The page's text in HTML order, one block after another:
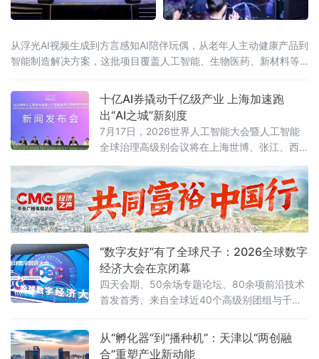
从浮光AI视频生成到方言感知AI陪伴玩偶，从老年人主动健康产品到
智能制造解决方案，这批项目覆盖人工智能、生物医药、新材料等
室里一个“
十亿AI券撬动千亿级产业 上海加速跑
出“AI之城”新刻度
7月17日，2026世界人工智能大会暨人工智能
全球治理高级别会议将在上海世博、张江、西
工智能企业动作频频——7月13日，阶跃星辰发
布全球首个大模型原生终端品牌STEPX及
StepAOS；同日，东方算芯首颗软件定义近存
计算3D AI芯片DF1000全球首发。密集的成果
质展露无遗。产业规模
“数字友好”有了全球尺子：2026全球数字
经济大会在京闭幕
四天会期、50余场专题论坛、80余项前沿技术
首发首秀、来自全球近40个高级别团组与千余
数字盛宴的规模与热度。“数字友好”从理念走向
标尺大会最具里程碑意义的一幕，发生在7月2
从“孵化器”到“播种机”：天津以“两创融
合”重塑产业新动能